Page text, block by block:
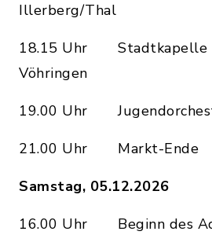
Illerberg/Thal
18.15 Uhr Stadtkapelle
Vöhringen
19.00 Uhr
21.00 Uhr Markt-Ende
Samstag, 05.12.2026
16.00 Uhr Beginn des